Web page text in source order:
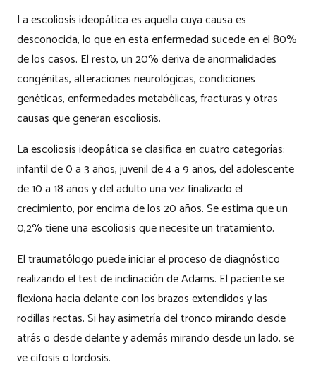
La escoliosis ideopática es aquella cuya causa es
desconocida, lo que en esta enfermedad sucede en el 80%
de los casos. El resto, un 20% deriva de anormalidades
congénitas, alteraciones neurológicas, condiciones
genéticas, enfermedades metabólicas, fracturas y otras
causas que generan escoliosis.
La escoliosis ideopática se clasifica en cuatro categorías:
infantil de 0 a 3 años, juvenil de 4 a 9 años, del adolescente
de 10 a 18 años y del adulto una vez finalizado el
crecimiento, por encima de los 20 años. Se estima que un
0,2% tiene una escoliosis que necesite un tratamiento.
El traumatólogo puede iniciar el proceso de diagnóstico
realizando el test de inclinación de Adams. El paciente se
flexiona hacia delante con los brazos extendidos y las
rodillas rectas. Si hay asimetría del tronco mirando desde
atrás o desde delante y además mirando desde un lado, se
ve cifosis o lordosis.